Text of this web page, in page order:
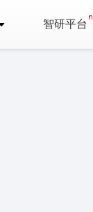
智研平台